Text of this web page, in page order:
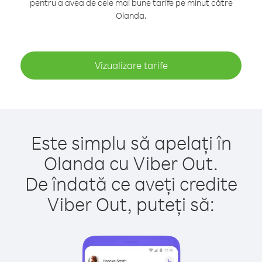
pentru a avea de cele mai bune tarife pe minut către
Olanda.
Vizualizare tarife
Este simplu să apelați în
Olanda cu Viber Out.
De îndată ce aveți credite
Viber Out, puteți să: